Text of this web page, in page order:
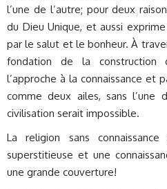
l’une de l’autre; pour deux
du Dieu Unique, et aussi
par le salut et le bonheur. À
fondation de la
l’approche à la connaissance et
comme deux ailes, sans l’une
civilisation serait impossible.
La religion sans
superstitieuse et une
une grande couverture!